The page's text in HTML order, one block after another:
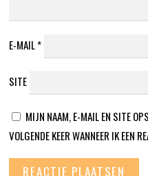
E-MAIL*
SITE
MIJN NAAM, E-MAIL EN SITE
VOLGENDE KEER WANNEER IK EEN